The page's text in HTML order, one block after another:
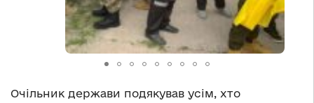
Очільник держави подякував усім, хто